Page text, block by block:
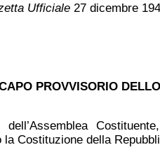
Ufficiale 27 dicembre
PROVVISORIO
Costituzione della